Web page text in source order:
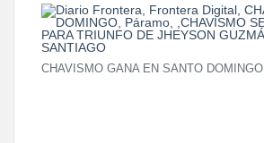
CHAVISMO GANA EN SANTO DOMINGO